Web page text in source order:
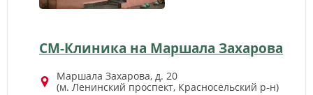
СМ-Клиника на Маршала Захарова
Маршала Захарова, д. 20
(м. Ленинский проспект, Красносельский р‑н)